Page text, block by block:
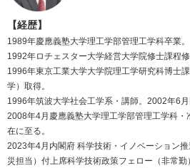
【経歴】
1989年慶應義塾大学理工学部管理工学科卒業。
1992年ロチェスター大学経営大学院修士課程修
1996年東京工業大学大学院理工学研究科博士
学）取得。
1996年筑波大学社会工学系・講師。2002年6月
2008年4月慶應義塾大学理工学部管理工学科
在に至る。
2023年4月内閣府 科学技術・イノベーション
災担当）付上席科学技術政策フェロー（非常勤）